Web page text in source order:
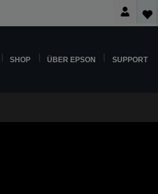
SHOP ÜBER EPSON SUPPORT